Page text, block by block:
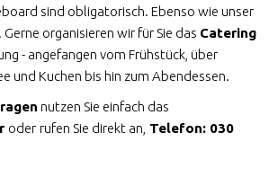
sind obligatorisch. Ebenso wie unser
. Gerne organisieren wir für Sie das Catering
- angefangen vom Frühstück, über
und Kuchen bis hin zum Abendessen.
nutzen Sie einfach das
oder rufen Sie direkt an, Telefon: 030